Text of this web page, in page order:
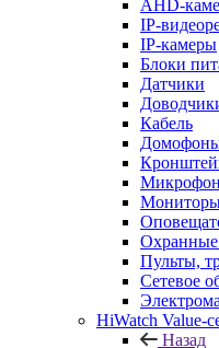
AHD-
IP-
IP-камеры
Блоки
Датчики
Кабель
Охранные
Пульты,
Сетевое
HiWatch Value-
Назад